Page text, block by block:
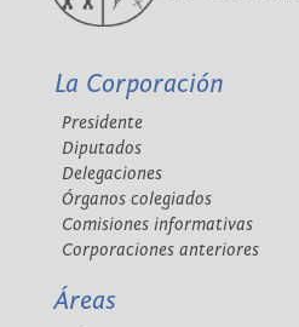
La Corporación
Presidente
Diputados
Delegaciones
Órganos colegiados
Comisiones informativas
Corporaciones anteriores
Áreas